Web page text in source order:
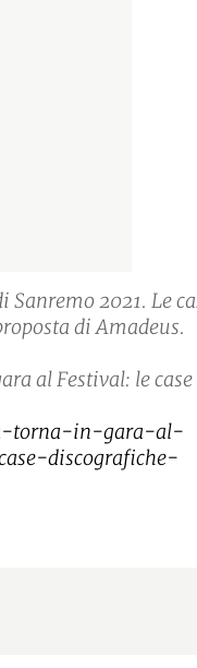
2021. Le
di Amadeus.
al Festival: le case
torna-in-gara-al-
discografiche-